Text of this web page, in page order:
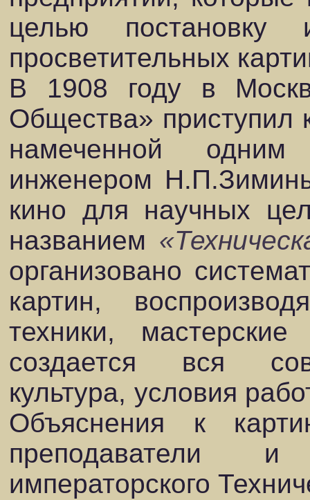
целью постановку
просветительных
В 1908 году в
Общества» приступил
намеченной
инженером
кино для научных
названием
организовано
картин,
техники,
создается вся
культура, условия
Объяснения к
преподаватели и
императорского